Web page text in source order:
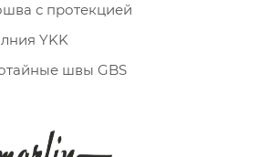
с протекцией
YKK
швы GBS